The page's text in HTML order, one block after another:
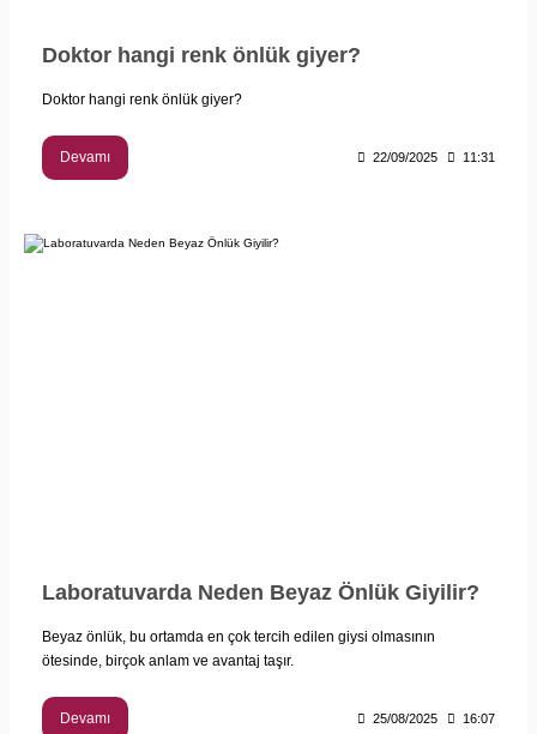
Doktor hangi renk önlük giyer?
Doktor hangi renk önlük giyer?
Devamı 22/09/2025 11:31
Laboratuvarda Neden Beyaz Önlük Giyilir?
Beyaz önlük, bu ortamda en çok tercih edilen giysi olmasının
ötesinde, birçok anlam ve avantaj taşır.
Devamı 25/08/2025 16:07